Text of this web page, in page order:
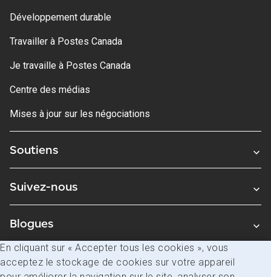
Développement durable
Travailler à Postes Canada
Je travaille à Postes Canada
Centre des médias
Mises à jour sur les négociations
Soutiens
Suivez-nous
Blogues
Avis juridiques
En cliquant sur « Accepter tous les cookies », vous
acceptez le stockage de cookies sur votre appareil